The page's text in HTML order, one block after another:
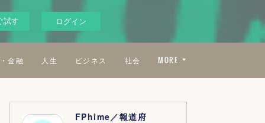
試す ログイン
金融 人生 ビジネス 社会 MORE
FPhime／報道府